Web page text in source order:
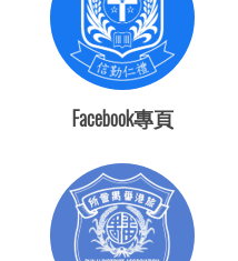
Facebook專頁